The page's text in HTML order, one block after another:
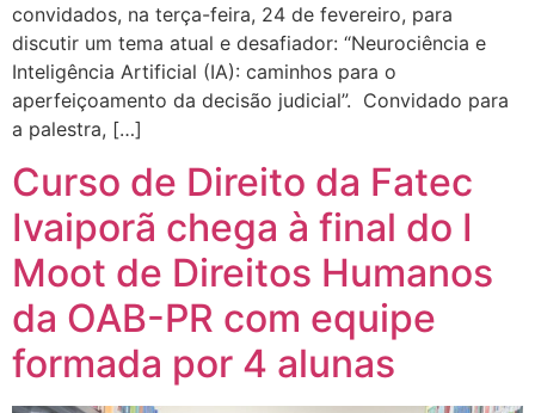
convidados, na terça-feira, 24 de fevereiro, para
discutir um tema atual e desafiador: “Neurociência e
Inteligência Artificial (IA): caminhos para o
aperfeiçoamento da decisão judicial”. Convidado para
a palestra, […]
Curso de Direito da Fatec
Ivaiporã chega à final do I
Moot de Direitos Humanos
da OAB-PR com equipe
formada por 4 alunas